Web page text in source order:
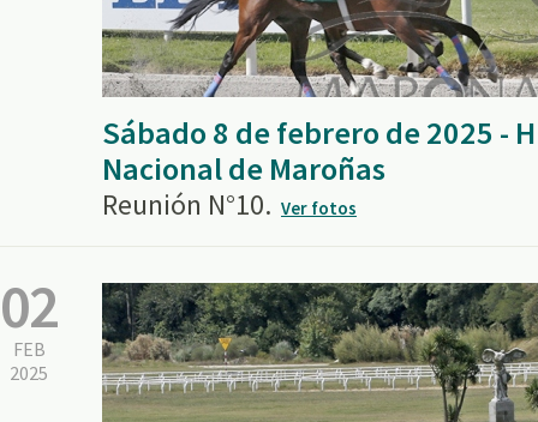
Sábado 8 de febrero de 2025 -
Nacional de Maroñas
Reunión N°10. Ver fotos
02
FEB
2025